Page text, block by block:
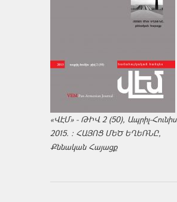
«ՎԷՄ» - ԹԻՎ 2 (50), Ապրիլ-Հունիս
2015. : ՀԱՅՈՑ ՄԵԾ ԵՂԵՌՆԸ,
Քննական Հայացք